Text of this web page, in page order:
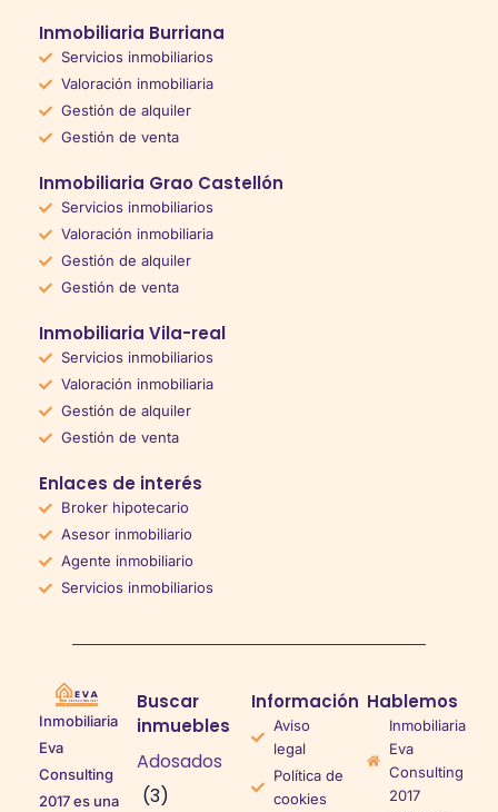
Inmobiliaria Burriana
Servicios inmobiliarios
Valoración inmobiliaria
Gestión de alquiler
Gestión de venta
Inmobiliaria Grao Castellón
Servicios inmobiliarios
Valoración inmobiliaria
Gestión de alquiler
Gestión de venta
Inmobiliaria Vila-real
Servicios inmobiliarios
Valoración inmobiliaria
Gestión de alquiler
Gestión de venta
Enlaces de interés
Broker hipotecario
Asesor inmobiliario
Agente inmobiliario
Servicios inmobiliarios
Inmobiliaria
Eva
Consulting
2017 es una
Buscar
inmuebles
Adosados
(3)
Información
Aviso
legal
Política de
cookies
Hablemos
Inmobiliaria
Eva
Consulting
2017